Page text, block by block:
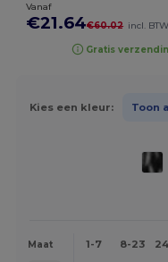
Vanaf
€21.64€60.02 incl. BTW
Gratis
Kies een kleur: Toon
Maat 1-7 8-23